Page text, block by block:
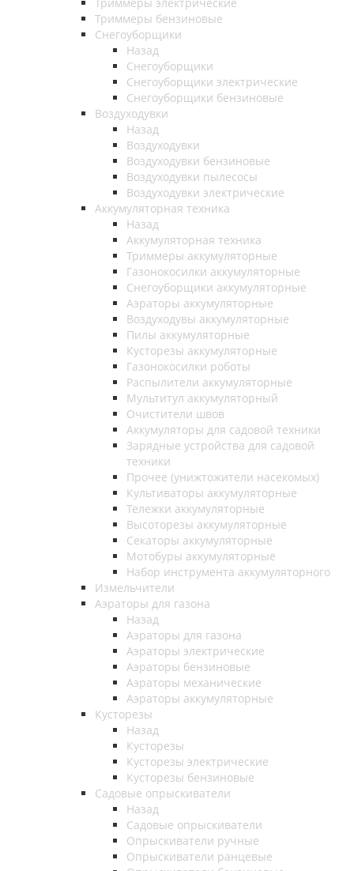
Триммеры бензиновые
Снегоуборщики
Назад
Снегоуборщики
Снегоуборщики электрические
Снегоуборщики бензиновые
Воздуходувки
Назад
Воздуходувки
Воздуходувки бензиновые
Воздуходувки пылесосы
Воздуходувки электрические
Аккумуляторная техника
Назад
Аккумуляторная техника
Триммеры аккумуляторные
Газонокосилки аккумуляторные
Снегоуборщики аккумуляторные
Аэраторы аккумуляторные
Воздуходувы аккумуляторные
Пилы аккумуляторные
Кусторезы аккумуляторные
Газонокосилки роботы
Распылители аккумуляторные
Мультитул аккумуляторный
Очистители швов
Аккумуляторы для садовой техники
Зарядные устройства для садовой
техники
Прочее (унижтожители насекомых)
Культиваторы аккумуляторные
Тележки аккумуляторные
Высоторезы аккумуляторные
Секаторы аккумуляторные
Мотобуры аккумуляторные
Набор инструмента аккумуляторного
Измельчители
Аэраторы для газона
Назад
Аэраторы для газона
Аэраторы электрические
Аэраторы бензиновые
Аэраторы механические
Аэраторы аккумуляторные
Кусторезы
Назад
Кусторезы
Кусторезы электрические
Кусторезы бензиновые
Садовые опрыскиватели
Назад
Садовые опрыскиватели
Опрыскиватели ручные
Опрыскиватели ранцевые